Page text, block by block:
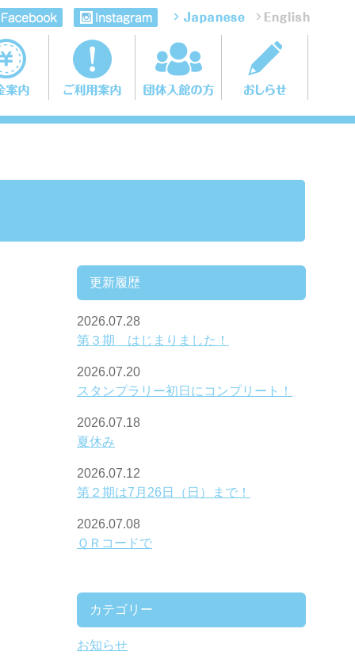
更新履歴
2026.07.28
第３期 はじまりました！
2026.07.20
スタンプラリー初日にコンプリート！
2026.07.18
夏休み
2026.07.12
第２期は7月26日（日）まで！
2026.07.08
ＱＲコードで
カテゴリー
お知らせ